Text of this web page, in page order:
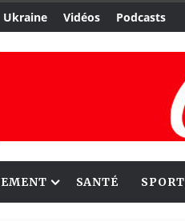
Ukraine Vidéos Podcasts
SANTÉ SPORT